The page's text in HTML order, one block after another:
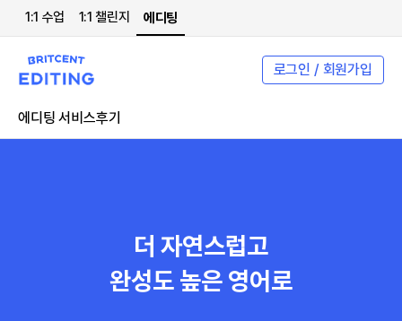
1:1 수업 1:1 챌린지 에디팅
로그인 / 회원가입
에디팅 서비스후기
더 자연스럽고
완성도 높은 영어로